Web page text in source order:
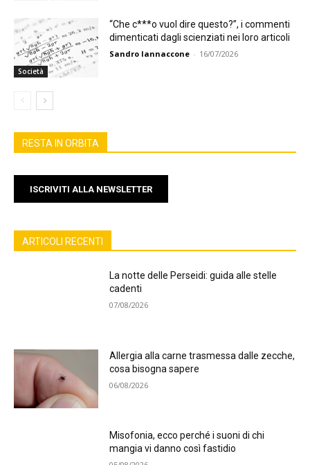
Società
“Che c***o vuol dire questo?”, i commenti
dimenticati dagli scienziati nei loro articoli
Sandro Iannaccone - 16/07/2026
RESTA IN ORBITA
ISCRIVITI ALLA NEWSLETTER
ARTICOLI RECENTI
La notte delle Perseidi: guida alle stelle
cadenti
07/08/2026
Allergia alla carne trasmessa dalle zecche,
cosa bisogna sapere
06/08/2026
Misofonia, ecco perché i suoni di chi
mangia vi danno così fastidio